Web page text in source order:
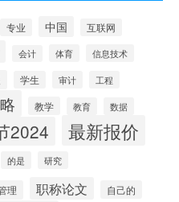
专业 中国
互联网
会计 体育 信息技术
学生 审计 工程
教学 教育 数据
2024 最新报价
的是 研究
理 职称论文 自己的